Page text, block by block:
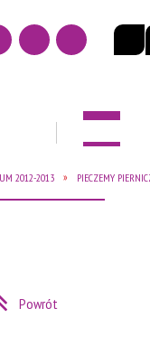
2012-2013 PIECZEMY
Powrót